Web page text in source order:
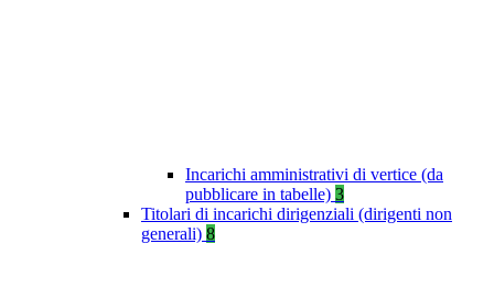
Incarichi amministrativi di vertice (da
pubblicare in tabelle) 3
Titolari di incarichi dirigenziali (dirigenti non
generali) 8